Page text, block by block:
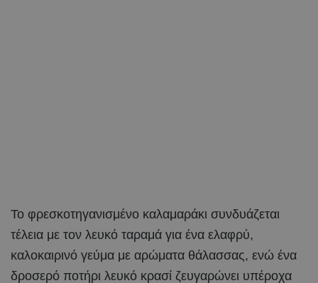
Το φρεσκοτηγανισμένο καλαμαράκι συνδυάζεται
τέλεια με τον λευκό ταραμά για ένα ελαφρύ,
καλοκαιρινό γεύμα με αρώματα θάλασσας, ενώ ένα
δροσερό ποτήρι λευκό κρασί ζευγαρώνει υπέροχα